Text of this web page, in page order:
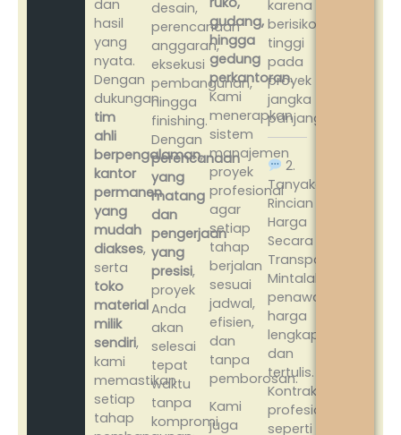
dan
hasil
yang
nyata.
Dengan
dukungan
tim
ahli
berpengalaman,
kantor
permanen
yang
mudah
diakses,
serta
toko
material
milik
sendiri,
kami
memastikan
setiap
tahap
desain,
perencanaan
anggaran,
eksekusi
pembangunan,
hingga
finishing.
Dengan
perencanaan
yang
matang
dan
pengerjaan
yang
presisi,
proyek
Anda
akan
selesai
tepat
waktu
tanpa
kompromi
gudang,
hingga
gedung
perkantoran.
Kami
menerapkan
sistem
manajemen
proyek
profesional
agar
setiap
tahap
berjalan
sesuai
jadwal,
efisien,
dan
tanpa
pemborosan.
Kami
juga
karena
berisiko
tinggi
pada
proyek
jangka
panjang.
2.
Tanyakan
Rincian
Harga
Secara
Transparan
Mintalah
penawaran
harga
lengkap
dan
tertulis.
Kontraktor
profesional
seperti